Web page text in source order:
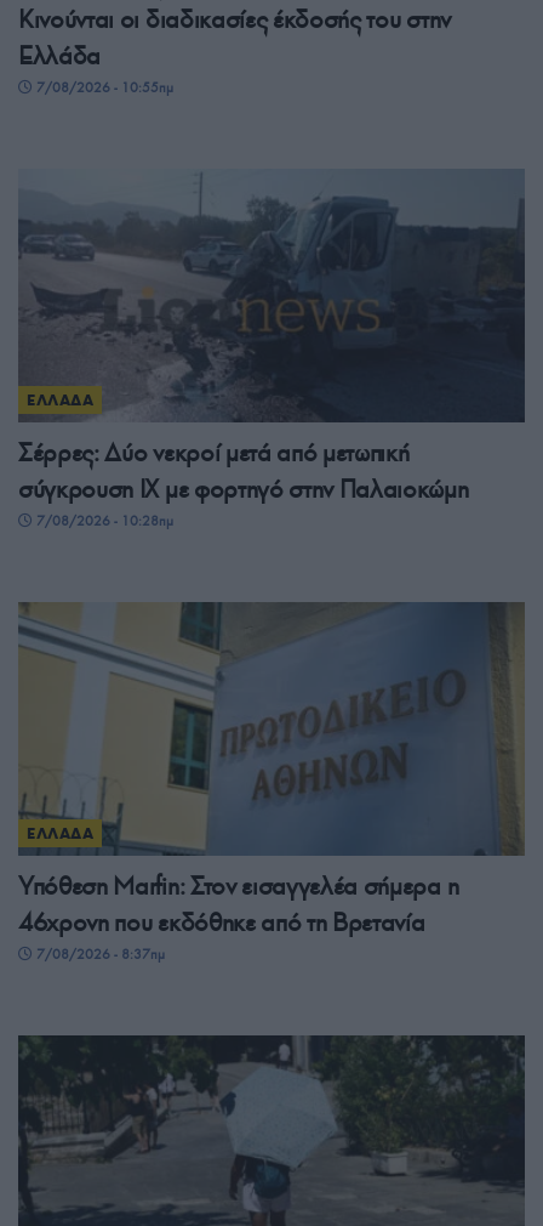
Κινούνται οι διαδικασίες έκδοσής του στην
Ελλάδα
7/08/2026 - 10:55πμ
ΕΛΛΑΔΑ
Σέρρες: Δύο νεκροί μετά από μετωπική
σύγκρουση ΙΧ με φορτηγό στην Παλαιοκώμη
7/08/2026 - 10:28πμ
ΕΛΛΑΔΑ
Υπόθεση Marfin: Στον εισαγγελέα σήμερα η
46χρονη που εκδόθηκε από τη Βρετανία
7/08/2026 - 8:37πμ